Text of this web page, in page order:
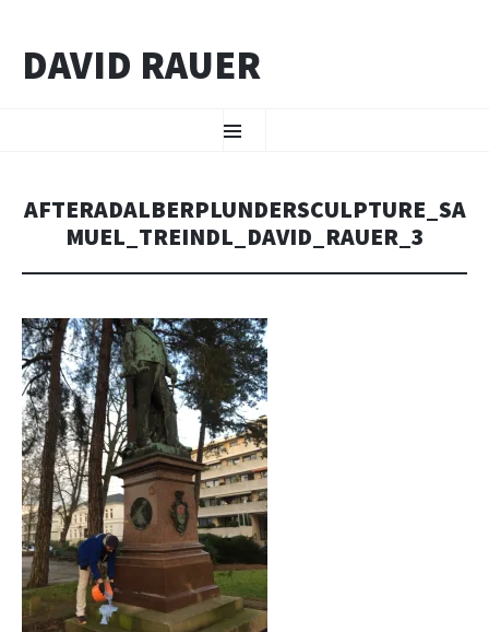
DAVID RAUER
AFTERADALBERPLUNDERSCULPTURE_SA
MUEL_TREINDL_DAVID_RAUER_3